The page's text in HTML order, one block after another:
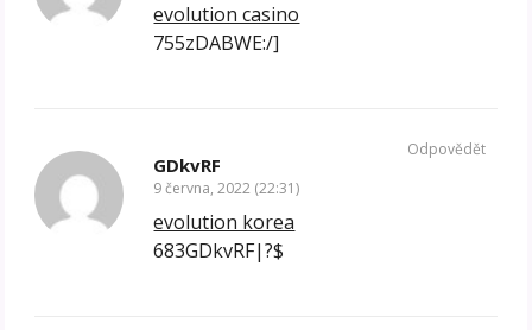
evolution casino
755zDABWE:/]
GDkvRF
9 června, 2022 (22:31)
evolution korea
683GDkvRF|?$
Odpovědět